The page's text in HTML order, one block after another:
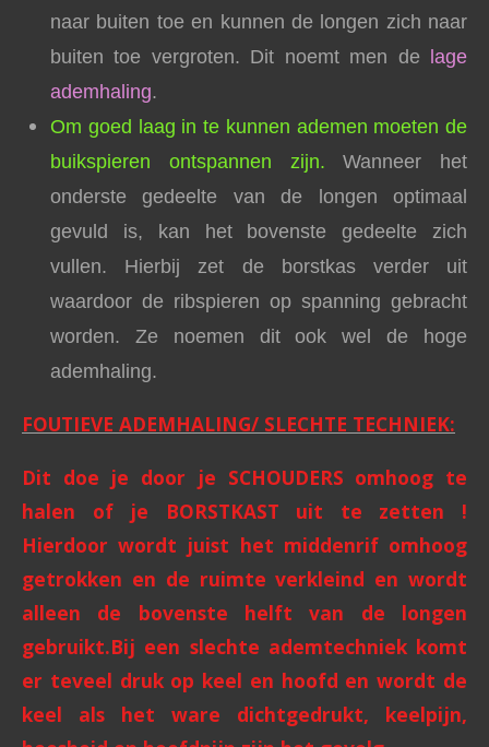
naar buiten toe en kunnen de longen zich naar
buiten toe vergroten. Dit noemt men de
lage
ademhaling.
Om goed laag in te kunnen ademen moeten de
buikspieren ontspannen zijn. Wanneer het
onderste gedeelte van de longen optimaal
gevuld is, kan het bovenste gedeelte zich
vullen. Hierbij zet de borstkas verder uit
waardoor de ribspieren op spanning gebracht
worden. Ze noemen dit ook wel de hoge
ademhaling.
FOUTIEVE ADEMHALING/ SLECHTE TECHNIEK:
Dit doe je door je SCHOUDERS omhoog te
halen of je BORSTKAST uit te zetten !
Hierdoor wordt juist het middenrif omhoog
getrokken en de ruimte verkleind en wordt
alleen de bovenste helft van de longen
gebruikt.Bij een slechte ademtechniek komt
er teveel druk op keel en hoofd en wordt de
keel als het ware dichtgedrukt, keelpijn,